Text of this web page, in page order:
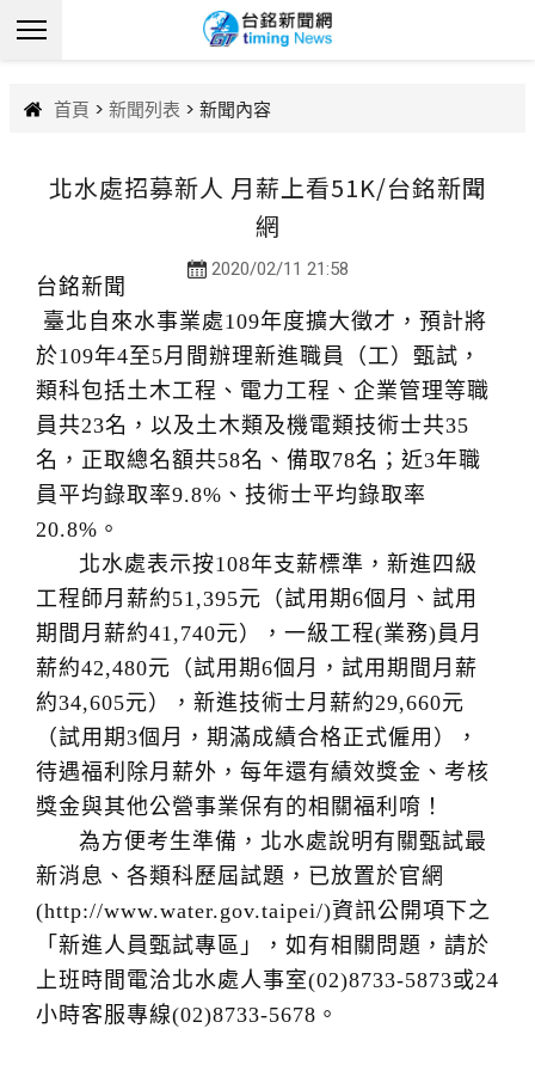
首頁 > 新聞列表 > 新聞內容
北水處招募新人 月薪上看51K/台銘新聞
網
2020/02/11 21:58
台銘新聞
臺北自來水事業處109年度擴大徵才，預計將
於109年4至5月間辦理新進職員（工）甄試，
類科包括土木工程、電力工程、企業管理等職
員共23名，以及土木類及機電類技術士共35
名，正取總名額共58名、備取78名；近3年職
員平均錄取率9.8%、技術士平均錄取率
20.8%。
北水處表示按108年支薪標準，新進四級
工程師月薪約51,395元（試用期6個月、試用
期間月薪約41,740元），一級工程(業務)員月
薪約42,480元（試用期6個月，試用期間月薪
約34,605元），新進技術士月薪約29,660元
（試用期3個月，期滿成績合格正式僱用），
待遇福利除月薪外，每年還有績效獎金、考核
獎金與其他公營事業保有的相關福利唷！
為方便考生準備，北水處說明有關甄試最
新消息、各類科歷屆試題，已放置於官網
(http://www.water.gov.taipei/)資訊公開項下之
「新進人員甄試專區」，如有相關問題，請於
上班時間電洽北水處人事室(02)8733-5873或24
小時客服專線(02)8733-5678。